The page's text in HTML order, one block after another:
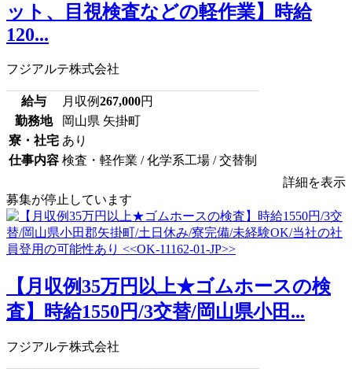
ット、目視検査などの軽作業】時給
120...
フジアルテ株式会社
給与 月収例267,000円
勤務地
岡山県 矢掛町
寮・社宅 あり
仕事内容 検査・軽作業 / 化学系工場 / 交替制
詳細を表示
募集が停止しています
【月収例35万円以上★ゴムホースの検
査】時給1550円/3交替/岡山県小田...
フジアルテ株式会社